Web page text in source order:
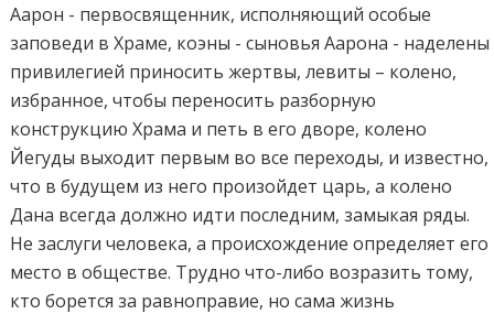
Аарон - первосвященник, исполняющий особые
заповеди в Храме, коэны - сыновья Аарона - наделены
привилегией приносить жертвы, левиты – колено,
избранное, чтобы переносить разборную
конструкцию Храма и петь в его дворе, колено
Йегуды выходит первым во все переходы, и известно,
что в будущем из него произойдет царь, а колено
Дана всегда должно идти последним, замыкая ряды.
Не заслуги человека, а происхождение определяет его
место в обществе. Трудно что-либо возразить тому,
кто борется за равноправие, но сама жизнь